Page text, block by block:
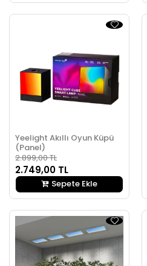
Yeelight Akıllı Oyun Küpü
(Panel)
2.899,00 TL
2.749,00 TL
Sepete Ekle